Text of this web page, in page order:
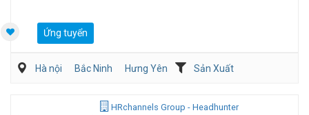
Ứng tuyển
Hà nội Bắc Ninh Hưng Yên
Sản Xuất
HRchannels Group - Headhunter